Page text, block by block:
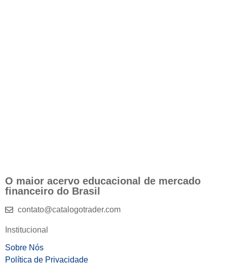
O maior acervo educacional de mercado
financeiro do Brasil
contato@catalogotrader.com
Institucional
Sobre Nós
Política de Privacidade